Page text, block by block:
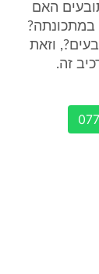
ב"כ התובעים האם
במתכונתה?
וזאת